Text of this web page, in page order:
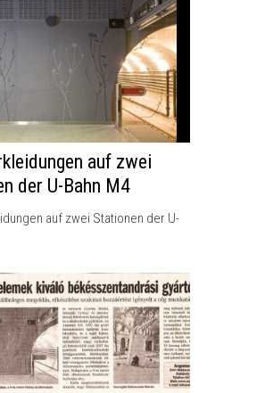
auf zwei
der U-Bahn M4
auf zwei Stationen der U-